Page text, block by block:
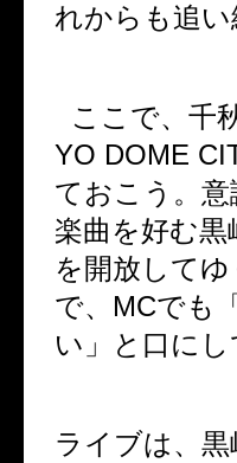
れからも追い
ここで、千
YO DOME
ておこう。
楽曲を好む
を開放して
で、 MCでも
い」と口にし
ライブは、